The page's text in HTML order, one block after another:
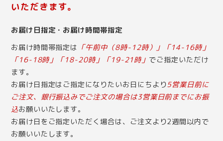
いただきます。
お届け日指定・お届け時間帯指定
お届け時間帯指定は 「午前中（8時-12時）」「14-16時」
「16-18時」「18-20時」「19-21時」 でご指定いただけ
ます。
お届け日指定はご指定になりたいお日にちより5営業日前に
ご注文、銀行振込みでご注文の場合は3営業日前までにお振
込お願いいたします。
お届け日をご指定いただく場合は、ご注文より2週間以内で
お願いいたします。